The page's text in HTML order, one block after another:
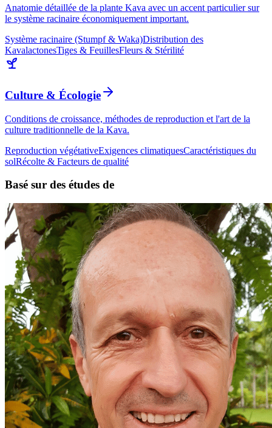
Anatomie détaillée de la plante Kava avec un accent particulier sur
le système racinaire économiquement important.
Système racinaire (Stumpf & Waka)Distribution des
KavalactonesTiges & FeuillesFleurs & Stérilité
Culture & Écologie
Conditions de croissance, méthodes de reproduction et l'art de la
culture traditionnelle de la Kava.
Reproduction végétativeExigences climatiquesCaractéristiques du
solRécolte & Facteurs de qualité
Basé sur des études de